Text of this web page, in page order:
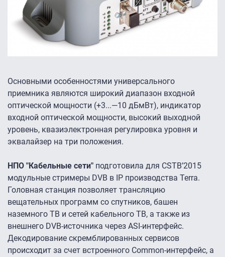
Основными особенностями универсального
приемника являются широкий диапазон входной
оптической мощности (+3...—10 дБмВт), индикатор
входной оптической мощности, высокий выходной
уровень, квазиэлектронная регулировка уровня и
эквалайзер на три положения.
НПО "Кабельные сети" подготовила для CSTB’2015
модульные стримеры DVB в IP производства Terra.
Головная станция позволяет трансляцию
вещательных программ со спутников, башен
наземного ТВ и сетей кабельного ТВ, а также из
внешнего DVB-источника через ASI-интерфейс.
Декодирование скремблированных сервисов
происходит за счет встроенного Common-интерфейс, а